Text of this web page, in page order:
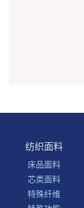
纺织面料
床品面料
芯类面料
特殊纤维